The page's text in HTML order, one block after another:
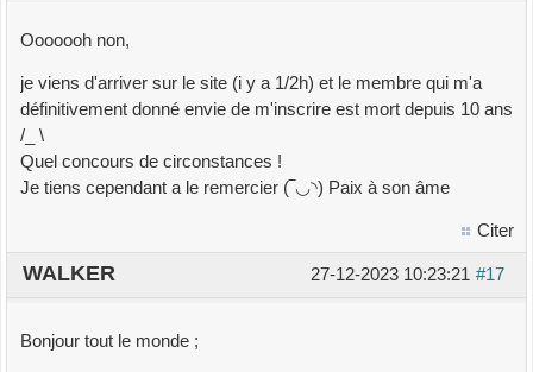
Ooooooh non,
je viens d'arriver sur le site (i y a 1/2h) et le membre qui m'a
définitivement donné envie de m'inscrire est mort depuis 10 ans
/_ \
Quel concours de circonstances !
Je tiens cependant a le remercier (‾◡◝) Paix à son âme
Citer
#17
27-12-2023 10:23:21
WALKER
Bonjour tout le monde ;